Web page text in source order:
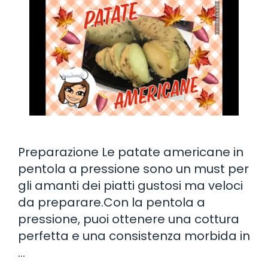
Preparazione Le patate americane in
pentola a pressione sono un must per
gli amanti dei piatti gustosi ma veloci
da preparare.Con la pentola a
pressione, puoi ottenere una cottura
perfetta e una consistenza morbida in
…